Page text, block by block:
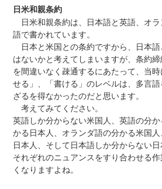
日米和親条約
日米和親条約は、日本語と英語、オ
語で書かれています。
日本と米国との条約ですから、日本
はないかと考えてしまいますが、条約
を間違いなく疎通するにあたって、当
せる」、「書ける」のレベルは、多言
ざるを得なかったのだと思います。
考えてみてください。
英語しか分からない米国人、英語の分
かる日本人、オランダ語の分かる米国
日本人、そして日本語しか分からない日
それぞれのニュアンスをすり合わせる
くなりますよね。